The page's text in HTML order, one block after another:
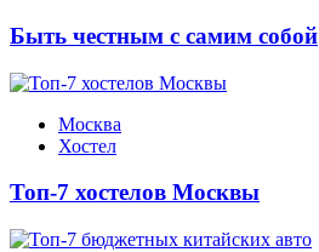
Быть честным с самим собой
Москва
Хостел
Топ-7 хостелов Москвы